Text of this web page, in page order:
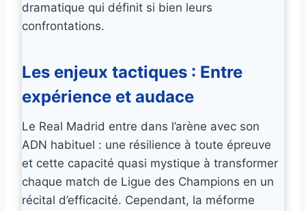
dramatique qui définit si bien leurs
confrontations.
Les enjeux tactiques : Entre
expérience et audace
Le Real Madrid entre dans l’arène avec son
ADN habituel : une résilience à toute épreuve
et cette capacité quasi mystique à transformer
chaque match de Ligue des Champions en un
récital d’efficacité. Cependant, la méforme